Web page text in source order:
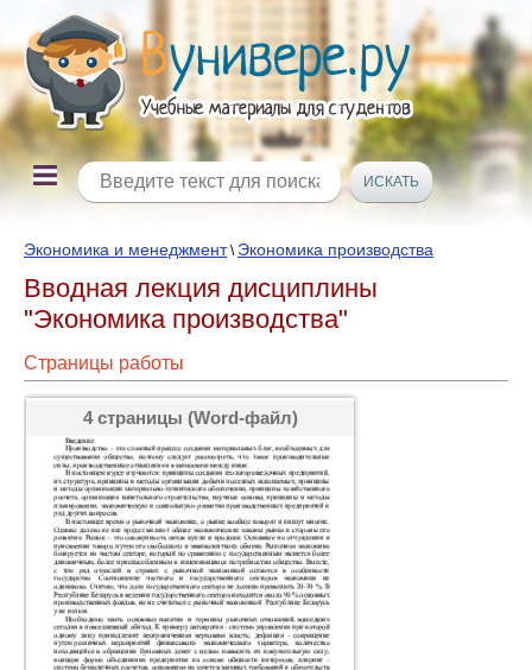
Экономика и менеджмент\ Экономика производства
Вводная лекция дисциплины
"Экономика производства"
Страницы работы
4 страницы (Word-файл)